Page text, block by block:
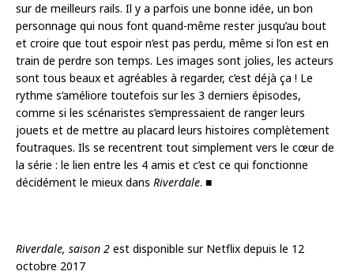
sur de meilleurs rails. Il y a parfois une bonne idée, un bon
personnage qui nous font quand-même rester jusqu’au bout
et croire que tout espoir n’est pas perdu, même si l’on est en
train de perdre son temps. Les images sont jolies, les acteurs
sont tous beaux et agréables à regarder, c’est déjà ça ! Le
rythme s’améliore toutefois sur les 3 derniers épisodes,
comme si les scénaristes s’empressaient de ranger leurs
jouets et de mettre au placard leurs histoires complètement
foutraques. Ils se recentrent tout simplement vers le cœur de
la série : le lien entre les 4 amis et c’est ce qui fonctionne
décidément le mieux dans Riverdale. ■
Riverdale, saison 2 est disponible sur Netflix depuis le 12
octobre 2017